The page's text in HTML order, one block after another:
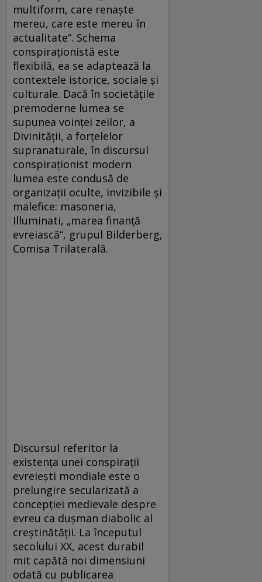
multiform, care renaşte
mereu, care este mereu în
actualitate“. Schema
conspiraţionistă este
flexibilă, ea se adaptează la
contextele istorice, sociale şi
culturale. Dacă în societăţile
premoderne lumea se
supunea voinţei zeilor, a
Divinităţii, a forţelelor
supranaturale, în discursul
conspiraţionist modern
lumea este condusă de
organizaţii oculte, invizibile şi
malefice: masoneria,
Illuminati, „marea finanţă
evreiască“, grupul Bilderberg,
Comisa Trilaterală.
Discursul referitor la
existenţa unei conspiraţii
evreieşti mondiale este o
prelungire secularizată a
concepţiei medievale despre
evreu ca duşman diabolic al
creştinătăţii. La începutul
secolului XX, acest durabil
mit capătă noi dimensiuni
odată cu publicarea